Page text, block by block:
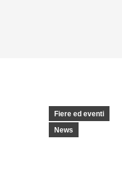
Fiere ed eventi
News